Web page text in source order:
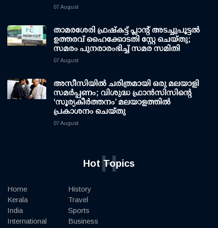
07 August
താമരശേരി ഫ്രഷ്കട്ട് പ്ലാന്റ് അടച്ചുപൂട്ടൽ
ഉത്തരവ് ഹൈക്കോടതി സ്റ്റേ ചെയ്തു;
സമരം പുനരാരംഭിച്ച് സമര സമിതി
07 August
അസീസിയിൽ ചരിത്രമായി ഒരു മലയാളി
സമർപ്പണം; വിശുദ്ധ ഫ്രാൻസിസിന്റെ
‘സൂര്യകീർത്തനം’ മലയാളത്തിൽ
പ്രകാശനം ചെയ്തു
07 August
Hot Topics
H
Home
Kerala
India
International
History
Travel
Sports
Business